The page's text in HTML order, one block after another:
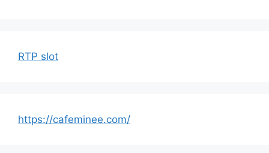
RTP slot
https://cafeminee.com/